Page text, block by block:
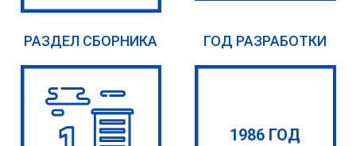
РАЗДЕЛ СБОРНИКА ГОД РАЗРАБОТКИ
1986 ГОД